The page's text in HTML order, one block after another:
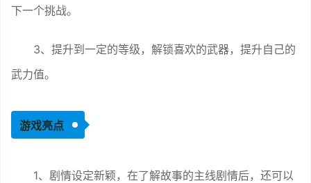
下一个挑战。
3、提升到一定的等级，解锁喜欢的武器，提升自己的
武力值。
游戏亮点
1、剧情设定新颖，在了解故事的主线剧情后，还可以